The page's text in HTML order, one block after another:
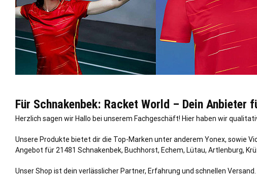
Für Schnakenbek: Racket World – Dein Anbieter
Herzlich sagen wir Hallo bei unserem Fachgeschäft! Hier haben wir
Unsere Produkte bietet dir die Top-Marken unter anderem Yonex, sowie
Angebot für 21481 Schnakenbek, Buchhorst, Echem, Lütau, Artlenburg,
Unser Shop ist dein verlässlicher Partner, Erfahrung und schnellen